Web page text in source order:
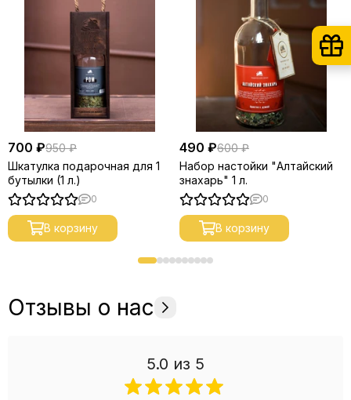
700 ₽950 ₽
Шкатулка подарочная для 1
бутылки (1 л.)
0
В корзину
490 ₽600 ₽
Набор настойки "Алтайский
знахарь" 1 л.
0
В корзину
Отзывы о нас
5.0 из 5